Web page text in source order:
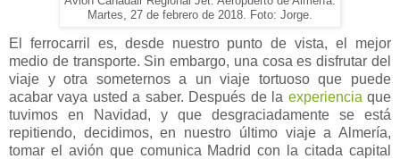
Martes, 27 de febrero de 2018. Foto: Jorge.
El ferrocarril es, desde nuestro punto de vista, el mejor
medio de transporte. Sin embargo, una cosa es disfrutar del
viaje y otra someternos a un viaje tortuoso que puede
acabar vaya usted a saber. Después de la experiencia que
tuvimos en Navidad, y que desgraciadamente se está
repitiendo, decidimos, en nuestro último viaje a Almería,
tomar el avión que comunica Madrid con la citada capital